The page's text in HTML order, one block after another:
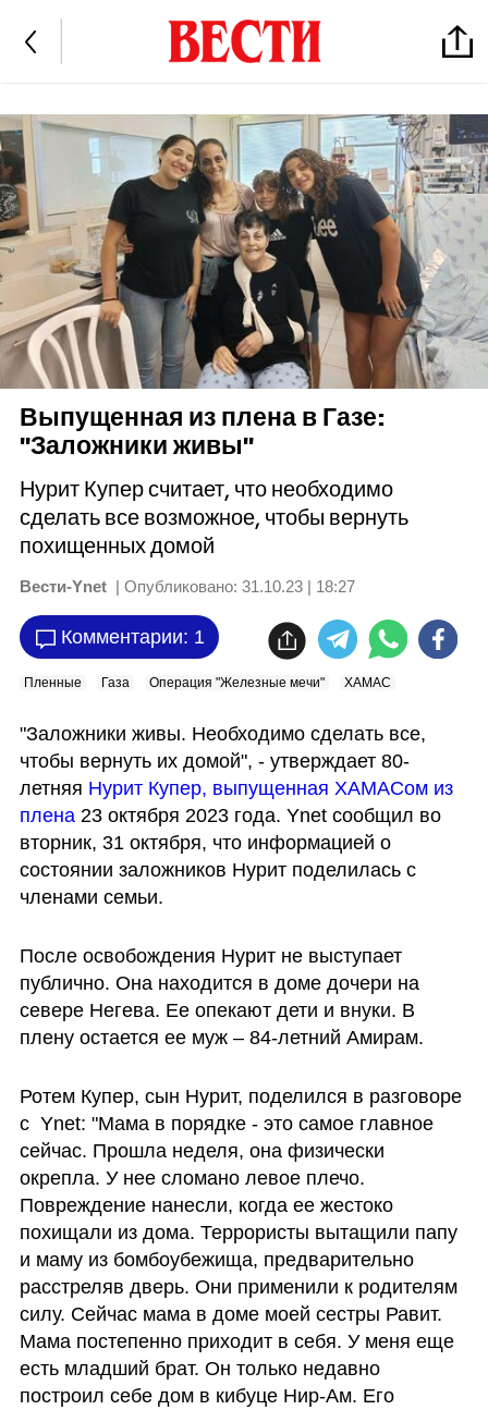
Выпущенная из плена в Газе:
"Заложники живы"
Нурит Купер считает, что необходимо
сделать все возможное, чтобы вернуть
похищенных домой
Вести-Ynet | Опубликовано: 31.10.23 | 18:27
Комментарии: 1
Пленные Газа Операция "Железные мечи" ХАМАС
"Заложники живы. Необходимо сделать все,
чтобы вернуть их домой", - утверждает 80-
летняя Нурит Купер, выпущенная ХАМАСом из
плена 23 октября 2023 года. Ynet сообщил во
вторник, 31 октября, что информацией о
состоянии заложников Нурит поделилась с
членами семьи.
После освобождения Нурит не выступает
публично. Она находится в доме дочери на
севере Негева. Ее опекают дети и внуки. В
плену остается ее муж – 84-летний Амирам.
Ротем Купер, сын Нурит, поделился в разговоре
с  Ynet: "Мама в порядке - это самое главное
сейчас. Прошла неделя, она физически
окрепла. У нее сломано левое плечо.
Повреждение нанесли, когда ее жестоко
похищали из дома. Террористы вытащили папу
и маму из бомбоубежища, предварительно
расстреляв дверь. Они применили к родителям
силу. Сейчас мама в доме моей сестры Равит.
Мама постепенно приходит в себя. У меня еще
есть младший брат. Он только недавно
построил себе дом в кибуце Нир-Ам. Его